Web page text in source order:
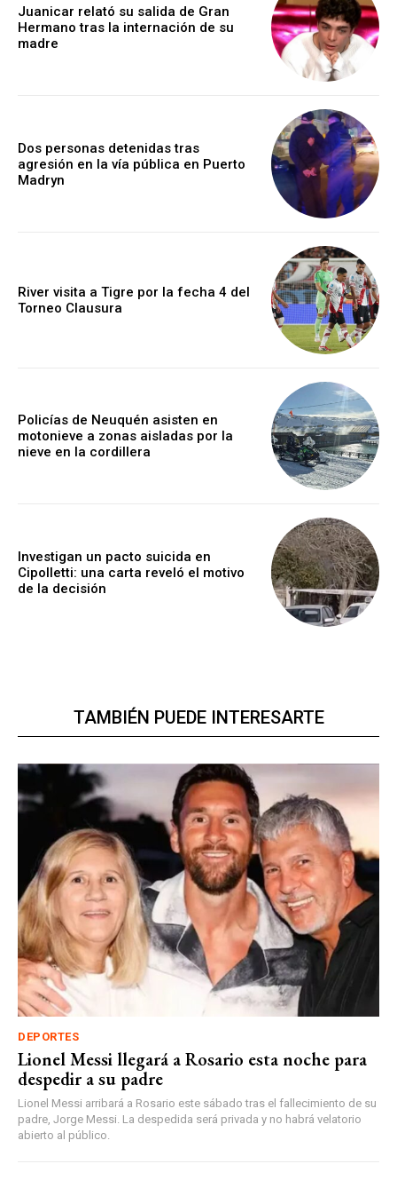
Juanicar relató su salida de Gran
Hermano tras la internación de su
madre
Dos personas detenidas tras
agresión en la vía pública en Puerto
Madryn
River visita a Tigre por la fecha 4 del
Torneo Clausura
Policías de Neuquén asisten en
motonieve a zonas aisladas por la
nieve en la cordillera
Investigan un pacto suicida en
Cipolletti: una carta reveló el motivo
de la decisión
TAMBIÉN PUEDE INTERESARTE
DEPORTES
Lionel Messi llegará a Rosario esta noche para
despedir a su padre
Lionel Messi arribará a Rosario este sábado tras el fallecimiento de su
padre, Jorge Messi. La despedida será privada y no habrá velatorio
abierto al público.